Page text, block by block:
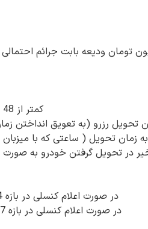
به زمان تحویل ( ساعتی که با
در صورت اعلام کنسلی در بازه 17 اسفند تا 29 اسفند شامل 30 درصد مبلغ رزرو